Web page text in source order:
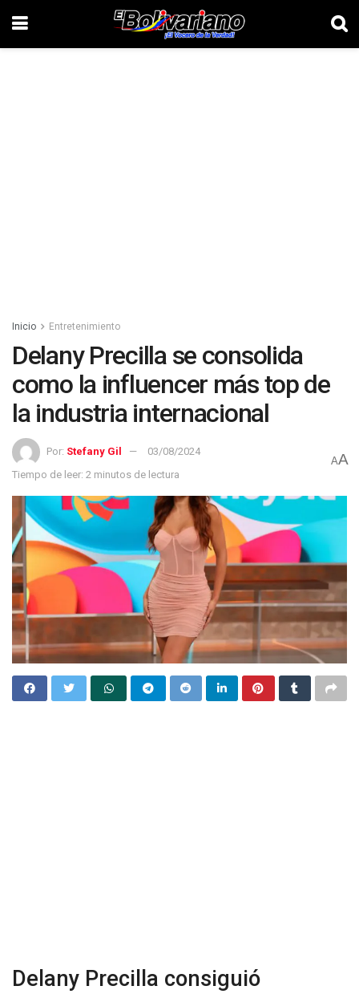
Inicio Entretenimiento
Delany Precilla se consolida
como la influencer más top de
la industria internacional
Por: Stefany Gil
03/08/2024
Tiempo de leer: 2 minutos de lectura
AA
Delany Precilla consiguió